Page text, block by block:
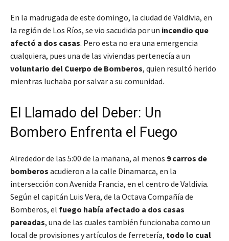
En la madrugada de este domingo, la ciudad de Valdivia, en
la región de Los Ríos, se vio sacudida por un incendio que
afectó a dos casas. Pero esta no era una emergencia
cualquiera, pues una de las viviendas pertenecía a un
voluntario del Cuerpo de Bomberos, quien resultó herido
mientras luchaba por salvar a su comunidad.
El Llamado del Deber: Un
Bombero Enfrenta el Fuego
Alrededor de las 5:00 de la mañana, al menos 9 carros de
bomberos acudieron a la calle Dinamarca, en la
intersección con Avenida Francia, en el centro de Valdivia.
Según el capitán Luis Vera, de la Octava Compañía de
Bomberos, el fuego había afectado a dos casas
pareadas, una de las cuales también funcionaba como un
local de provisiones y artículos de ferretería, todo lo cual